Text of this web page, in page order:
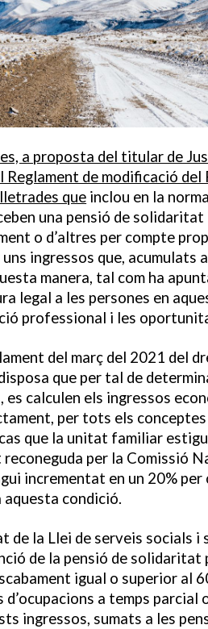
a proposta del titular de
Reglament de modificació
que inclou en la
una pensió de
o d’altres per compte
ingressos que, acumulats
manera, tal com ha
legal a les persones en
professional i les
del març del 2021 del
que per tal de
es calculen els ingressos
per tots els
que la unitat familiar
per la Comissió
incrementat en un 20%
condició.
de la Llei de serveis socials i
de la pensió de solidaritat
igual o superior al
a temps parcial
ingressos, sumats a les